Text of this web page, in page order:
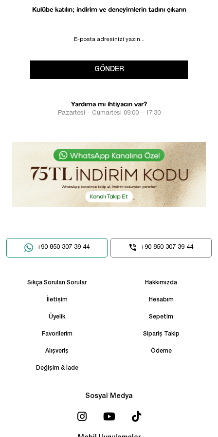
Kulübe katılın; indirim ve deneyimlerin tadını çıkarın
GÖNDER
Yardıma mı ihtiyacın var?
Pazartesi - Cumartesi 09:00 - 17:30
+90 850 307 39 44 +90 850 307 39 44
Sıkça Sorulan Sorular Hakkımızda
İletişim Hesabım
Üyelik Sepetim
Favorilerim Sipariş Takip
Alışveriş Ödeme
Değişim & İade
Sosyal Medya